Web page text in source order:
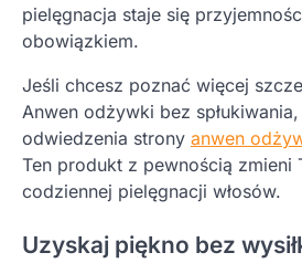
pielęgnacja staje się
obowiązkiem.
Jeśli chcesz poznać więcej
Anwen odżywki bez
odwiedzenia strony anwen
Ten produkt z pewnością zmieni
codziennej pielęgnacji włosów.
Uzyskaj piękno bez